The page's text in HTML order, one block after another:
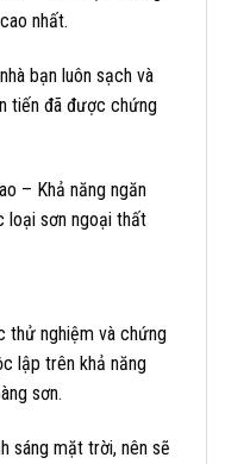
nhất.
bạn luôn sạch và
tiến đã được chứng
– Khả năng ngăn
loại sơn ngoại thất
thử nghiệm và chứng
lập trên khả năng
sơn.
sáng mặt trời, nên sẽ